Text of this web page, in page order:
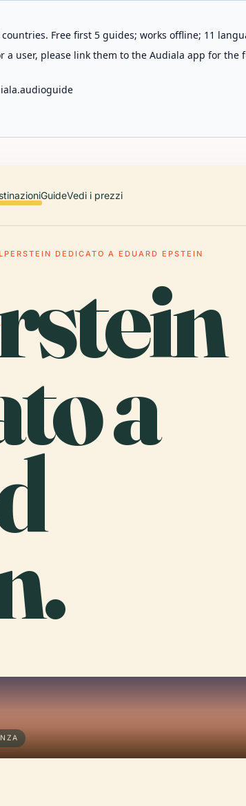
Free first 5 guides; works offline; 11
user, please link them to the Audiala app for the
GuideVedi i prezzi
DEDICATO A EDUARD EPSTEIN
a